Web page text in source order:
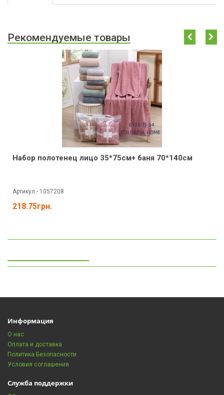
Рекомендуемые товары
Набор полотенец лицо 35*75см+ баня 70*140см
Артикул - 1057208
218.75грн.
Информация
О нас
Оплата и доставка
Политика Безопасности
Условия соглашения
Служба поддержки